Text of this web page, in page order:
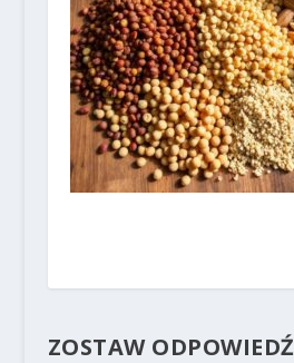
ZOSTAW ODPOWIEDŹ